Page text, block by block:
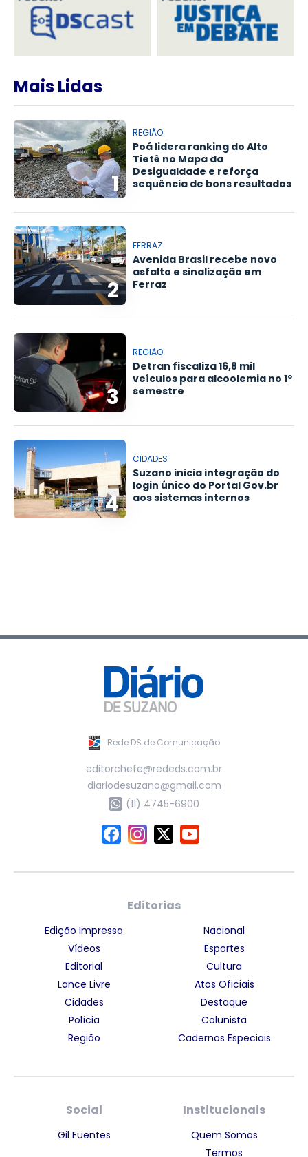
Mais Lidas
1
REGIÃO
Poá lidera ranking do Alto
Tietê no Mapa da
Desigualdade e reforça
sequência de bons resultados
2
FERRAZ
Avenida Brasil recebe novo
asfalto e sinalização em
Ferraz
3
REGIÃO
Detran fiscaliza 16,8 mil
veículos para alcoolemia no 1º
semestre
4
CIDADES
Suzano inicia integração do
login único do Portal Gov.br
aos sistemas internos
Rede DS de Comunicação
editorchefe@rededs.com.br
diariodesuzano@gmail.com
(11) 4745-6900
Editorias
Edição Impressa
Vídeos
Editorial
Lance Livre
Cidades
Polícia
Região
Nacional
Esportes
Cultura
Atos Oficiais
Destaque
Colunista
Cadernos Especiais
Social
Gil Fuentes
Institucionais
Quem Somos
Termos